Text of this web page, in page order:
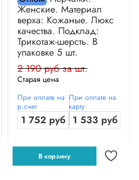
Женские. Материал
верха: Кожаные. Люкс
качества. Подклад:
Трикотаж-шерсть. В
упаковке 5 шт.
2 190 руб за шт.
Старая цена
При оплате на
р.счет
1 752 руб
При оплате на
карту
1 533 руб
В корзину